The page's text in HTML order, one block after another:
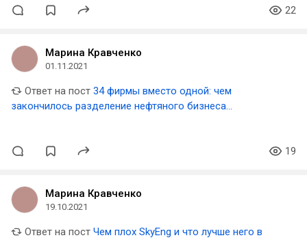
22
Марина Кравченко
01.11.2021
Ответ на пост 34 фирмы вместо одной: чем
закончилось разделение нефтяного бизнеса
19
Марина Кравченко
19.10.2021
Ответ на пост Чем плох SkyEng и что лучше него в